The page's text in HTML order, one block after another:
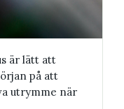
är lätt att
på att
utrymme när